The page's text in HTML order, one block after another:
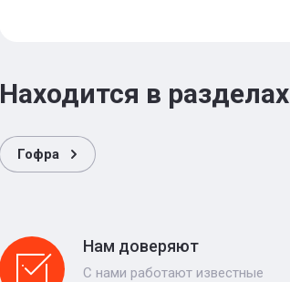
Находится в разделах
Гофра
Нам доверяют
С нами работают известные